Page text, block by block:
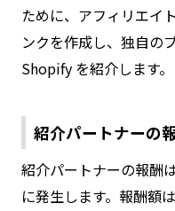
ために、アフィリエイ
ンクを作成し、独自の
Shopify を紹介します。
紹介パートナーの
紹介パートナーの報酬
に発生します。報酬額